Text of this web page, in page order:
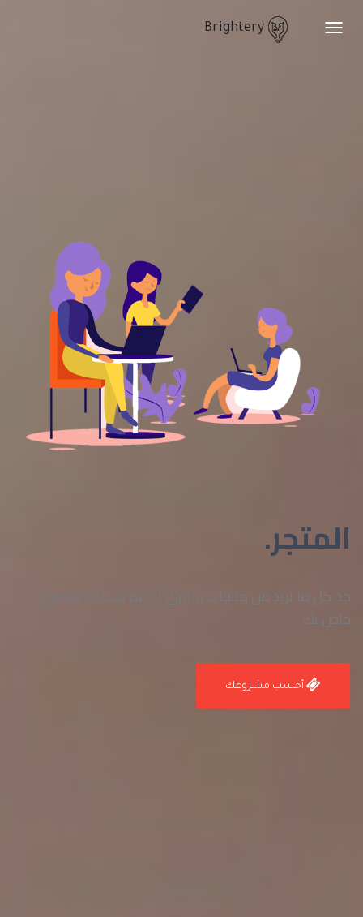
Toggle
Brightery
المتجر.
جد كل ما تريد من منتجات برايتري أو قم بحسابة مشروع
خاص بك
أحسب مشروعك